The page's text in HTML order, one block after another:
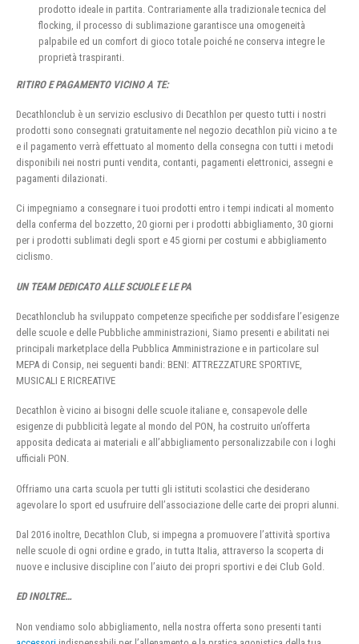
prodotto ideale in partita. Contrariamente alla tradizionale tecnica del
flocking, il processo di sublimazione garantisce una omogeneità
palpabile ed un comfort di gioco totale poiché ne conserva integre le
proprietà traspiranti.
RITIRO E PAGAMENTO VICINO A TE:
Decathlonclub è un servizio esclusivo di Decathlon per questo tutti i nostri
prodotti sono consegnati gratuitamente nel negozio decathlon più vicino a te
e il pagamento verrà effettuato al momento della consegna con tutti i metodi
disponibili nei nostri punti vendita, contanti, pagamenti elettronici, assegni e
pagamenti dilazionati.
Ci impegniamo a consegnare i tuoi prodotti entro i tempi indicati al momento
della conferma del bozzetto, 20 giorni per i prodotti abbigliamento, 30 giorni
per i prodotti sublimati degli sport e 45 giorni per costumi e abbigliamento
ciclismo.
UN TEAM DEDICATO ALLE SCUOLE E LE PA
Decathlonclub ha sviluppato competenze specifiche per soddisfare l’esigenze
delle scuole e delle Pubbliche amministrazioni, Siamo presenti e abilitati nei
principali marketplace della Pubblica Amministrazione e in particolare sul
MEPA di Consip, nei seguenti bandi: BENI: ATTREZZATURE SPORTIVE,
MUSICALI E RICREATIVE
Decathlon è vicino ai bisogni delle scuole italiane e, consapevole delle
esigenze di pubblicità legate al mondo del PON, ha costruito un’offerta
apposita dedicata ai materiali e all’abbigliamento personalizzabile con i loghi
ufficiali PON.
Offriamo una carta scuola per tutti gli istituti scolastici che desiderano
agevolare lo sport ed usufruire dell’associazione delle carte dei propri alunni.
Dal 2016 inoltre, Decathlon Club, si impegna a promuovere l’attività sportiva
nelle scuole di ogni ordine e grado, in tutta Italia, attraverso la scoperta di
nuove e inclusive discipline con l’aiuto dei propri sportivi e dei Club Gold.
ED INOLTRE…
Non vendiamo solo abbigliamento, nella nostra offerta sono presenti tanti